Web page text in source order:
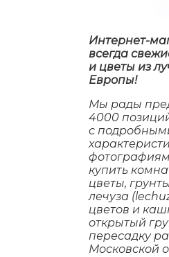
Интернет-
всегда
и цветы из
Европы!
Мы рады
4000
с
купить
цветы,
лечуза
цветов и
открытый
пересадку
Московской